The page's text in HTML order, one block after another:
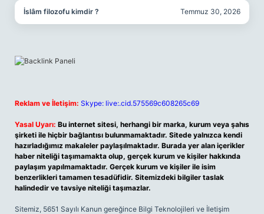
İslâm filozofu kimdir ? Temmuz 30, 2026
Reklam ve İletişim: Skype: live:.cid.575569c608265c69
Yasal Uyarı: Bu internet sitesi, herhangi bir marka, kurum veya şahıs
şirketi ile hiçbir bağlantısı bulunmamaktadır. Sitede yalnızca kendi
hazırladığımız makaleler paylaşılmaktadır. Burada yer alan içerikler
haber niteliği taşımamakta olup, gerçek kurum ve kişiler hakkında
paylaşım yapılmamaktadır. Gerçek kurum ve kişiler ile isim
benzerlikleri tamamen tesadüfidir. Sitemizdeki bilgiler taslak
halindedir ve tavsiye niteliği taşımazlar.
Sitemiz, 5651 Sayılı Kanun gereğince Bilgi Teknolojileri ve İletişim